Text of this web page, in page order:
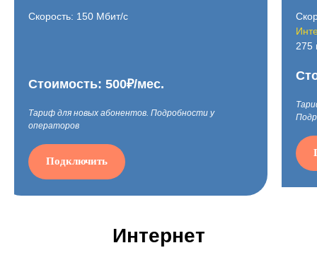
Скорость: 150 Мбит/с
Стоимость: 500₽/мес.
Тариф для новых абонентов. Подробности у
операторов
Подключить
275
Интернет